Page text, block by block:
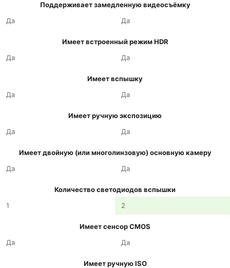
Поддерживает замедленную видеосъёмку
Да
Да
Имеет встроенный режим HDR
Да
Да
Имеет вспышку
Да
Да
Имеет ручную экспозицию
Да
Да
Имеет двойную (или многолинзовую) основную камеру
Да
Да
Количество светодиодов вспышки
1
2
Имеет сенсор CMOS
Да
Да
Имеет ручную ISO